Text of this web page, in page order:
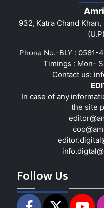
932, Katra Chand
Phone No:-BLY : 0581-
Timings : Mon-
Contact us:
In case of any
the site
Follow Us